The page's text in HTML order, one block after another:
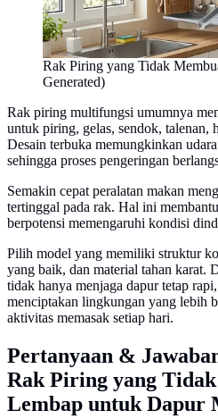
Rak Piring yang Tidak
Generated)
Rak piring multifungsi umumnya
untuk piring, gelas, sendok, talenan,
Desain terbuka memungkinkan
sehingga proses pengeringan
Semakin cepat peralatan makan
tertinggal pada rak. Hal ini
berpotensi memengaruhi kondisi
Pilih model yang memiliki struktur
yang baik, dan material tahan karat.
tidak hanya menjaga dapur tetap
menciptakan lingkungan yang lebih
aktivitas memasak setiap hari.
Pertanyaan &
Rak Piring yang
Lembap untuk Dapur